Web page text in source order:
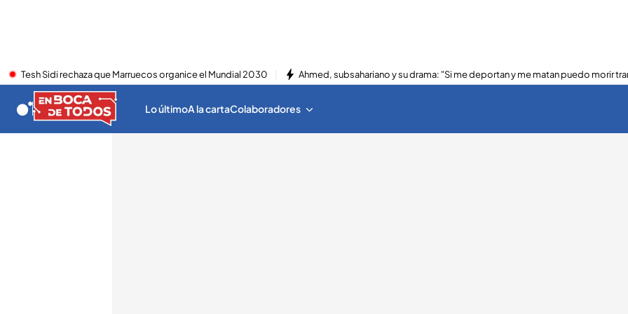
Tesh Sidi rechaza que Marruecos organice el Mundial 2030 Ahmed, subsahariano y su drama: "Si me deportan y me matan puedo morir
Lo últimoA la cartaColaboradores